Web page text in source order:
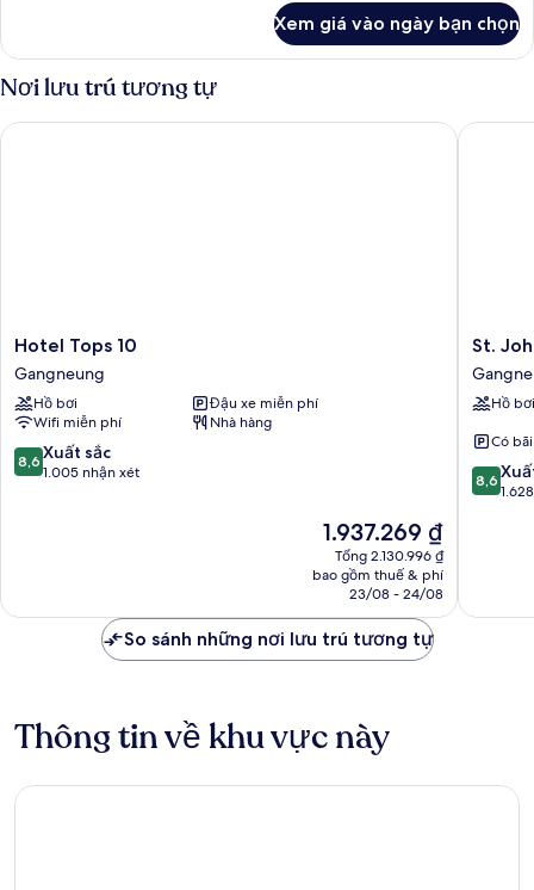
available
to
use)
Phòng
Suite
Presidential
(No
Jacuzzi
Xem giá vào ngày bạn chọn
Nơi lưu trú tương tự
Hotel
Tops
10
Gangneung
Hotel Tops 10
Gangneung
Hồ bơi
Đậu xe miễn phí
Wifi miễn phí
Nhà hàng
8.6
trên
8,6 Xuất sắc
1.005 nhận xét
Giá
hiện
tại
1.937.269 ₫
1.937.269 ₫
Tổng 2.130.996 ₫
bao gồm thuế & phí
23/08 - 24/08
Hotel Tops 10
St.
John's
Hotel
St.
Hồ bơi
Có
8.6
trên
xét
8,6
St.
So sánh những nơi lưu trú tương tự
Thông tin về khu vực này